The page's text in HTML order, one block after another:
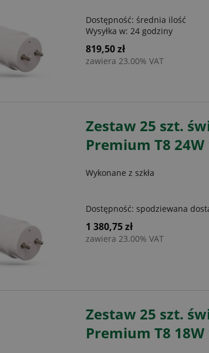
Dostępność: średnia ilość
Wysyłka w: 24 godziny
819,50 zł
zawiera 23.00% VAT
Zestaw 25 szt.
Premium T8
Wykonane z szkła
Dostępność: spodziewana
1 380,75 zł
zawiera 23.00% VAT
Zestaw 25 szt.
Premium T8